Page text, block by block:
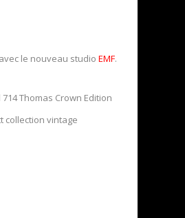
le nouveau studio EMF.
714 Thomas Crown Edition
collection vintage